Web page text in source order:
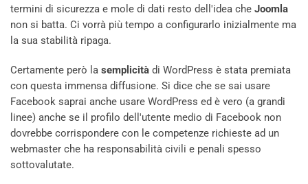
termini di sicurezza e mole di dati resto dell'idea che Joomla
non si batta. Ci vorrà più tempo a configurarlo inizialmente ma
la sua stabilità ripaga.
Certamente però la semplicità di WordPress è stata premiata
con questa immensa diffusione. Si dice che se sai usare
Facebook saprai anche usare WordPress ed è vero (a grandi
linee) anche se il profilo dell'utente medio di Facebook non
dovrebbe corrispondere con le competenze richieste ad un
webmaster che ha responsabilità civili e penali spesso
sottovalutate.